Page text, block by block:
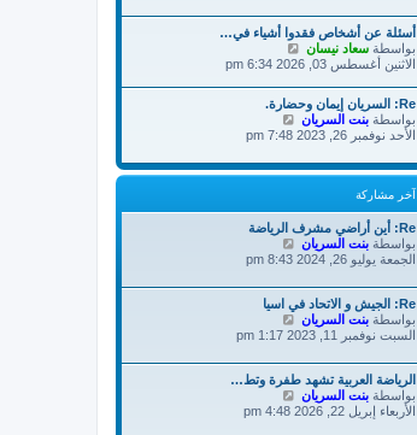
ش
ا
ك
د
ر
ش
ا
ر
ك
أسئلة عن أشخاص فقدوا أشياء في…
بواسطة سعاد نيسان
ا
آ
خ
ر
ش
ك
ة
الاثنين أغسطس 03, 2026 6:34 pm
Re: السريان إيمان وحضارة.
بواسطة بنت السريان
ا
د
آ
ر
م
ا
ك
ة
الأحد نوفمبر 26, 2023 7:48 pm
آخر مشاركة
Re: أين أراضي مشرف الرياضة
بواسطة بنت السريان
ا
د
آ
ر
ش
ا
ك
الجمعة يوليو 26, 2024 8:43 pm
Re: الجيش و الاتحاد في اسيا
بواسطة بنت السريان
ا
د
آ
ر
السبت نوفمبر 11, 2023 1:17 pm
الرياضة العربية تشهد طفرة وتط…
بواسطة بنت السريان
ا
الأربعاء إبريل 22, 2026 4:48 pm